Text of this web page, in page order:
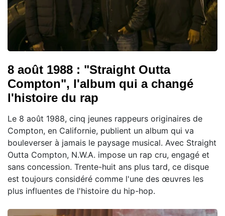
8 août 1988 : "Straight Outta
Compton", l'album qui a changé
l'histoire du rap
Le 8 août 1988, cinq jeunes rappeurs originaires de
Compton, en Californie, publient un album qui va
bouleverser à jamais le paysage musical. Avec Straight
Outta Compton, N.W.A. impose un rap cru, engagé et
sans concession. Trente-huit ans plus tard, ce disque
est toujours considéré comme l'une des œuvres les
plus influentes de l'histoire du hip-hop.